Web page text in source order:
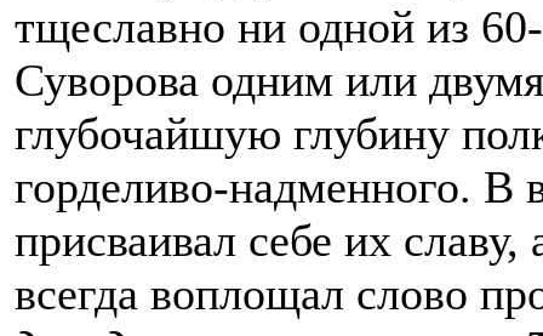
тщеславно ни одной из
Суворова одним или
глубочайшую глубину
горделиво-надменного. В
присваивал себе их
всегда воплощал слово